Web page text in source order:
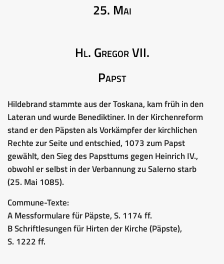
25. Mai
Hl. Gregor VII.
Papst
Hildebrand stammte aus der Toskana, kam früh in den
Lateran und wurde Benediktiner. In der Kirchenreform
stand er den Päpsten als Vorkämpfer der kirchlichen
Rechte zur Seite und entschied, 1073 zum Papst
gewählt, den Sieg des Papsttums gegen Heinrich IV.,
obwohl er selbst in der Verbannung zu Salerno starb
(25. Mai 1085).
Commune-Texte:
A Messformulare für Päpste, S. 1174 ff.
B Schriftlesungen für Hirten der Kirche (Päpste),
S. 1222 ff.